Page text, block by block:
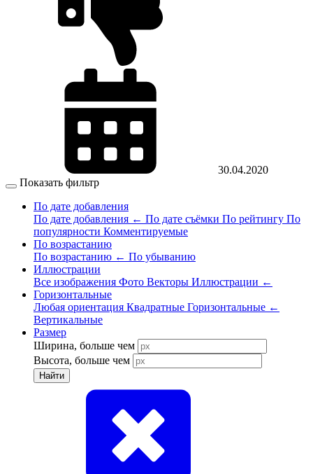
30.04.2020
Показать фильтр
По дате добавления
По дате добавления ← По дате съёмки По рейтингу По
популярности Комментируемые
По возрастанию
По возрастанию ← По убыванию
Иллюстрации
Все изображения Фото Векторы Иллюстрации ←
Горизонтальные
Любая ориентация Квадратные Горизонтальные ←
Вертикальные
Размер
Ширина, больше чем
Высота, больше чем
Найти